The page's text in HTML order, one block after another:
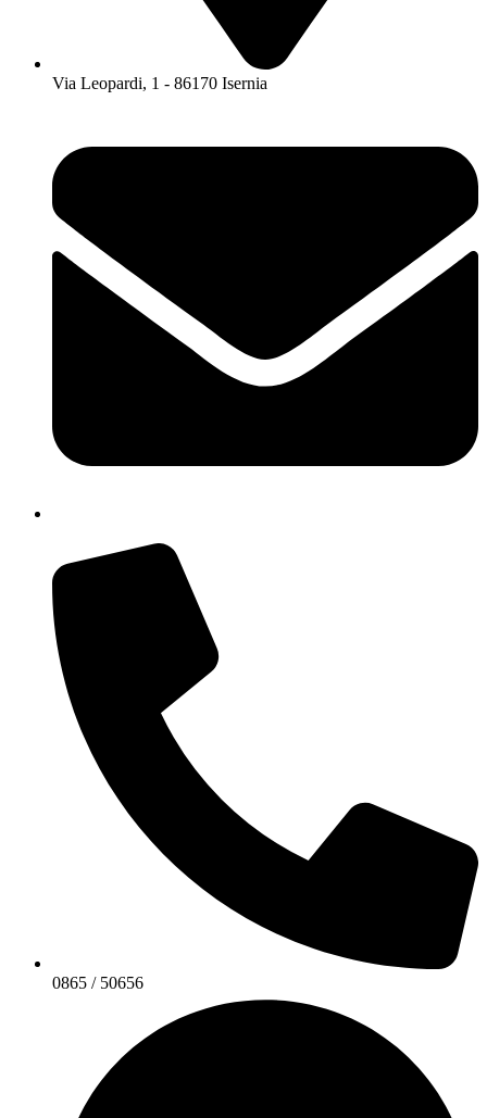
Via Leopardi, 1 - 86170 Isernia
0865 / 50656